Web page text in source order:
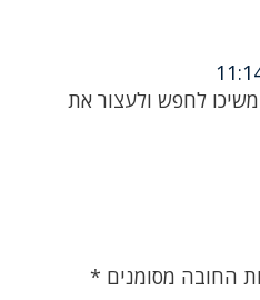
לחפש ולעצור את
החובה מסומנים *